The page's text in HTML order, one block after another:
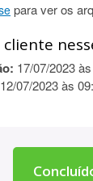
para ver os
17/07/2023
12/07/2023 às